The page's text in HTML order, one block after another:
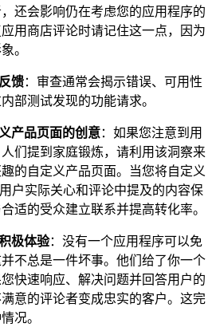
还会影响仍在考虑您的应用程序的
用商店评论时请记住这一点，因为
。
馈：审查通常会揭示错误、可用性
部测试发现的功能请求。
产品页面的创意：如果您注意到用
们提到家庭锻炼，请利用该洞察来
的自定义产品页面。当您将自定义
户实际关心和评论中提及的内容保
适的受众建立联系并提高转化率。
极体验：没有一个应用程序可以免
不总是一件坏事。他们给了你一个
快速响应、解决问题并回答用户的
意的评论者变成忠实的客户。这完
况。